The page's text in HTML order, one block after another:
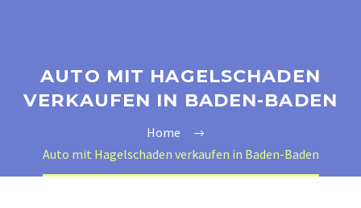
AUTO MIT HAGELSCHADEN
VERKAUFEN IN BADEN-BADEN
Home
Auto mit Hagelschaden verkaufen in Baden-Baden